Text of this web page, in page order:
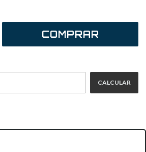
CALCULAR